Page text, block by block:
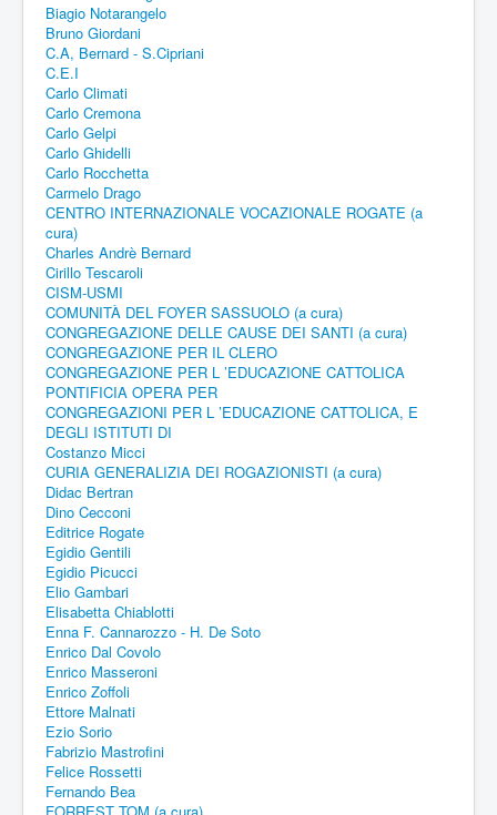
Biagio Notarangelo
Bruno Giordani
C.A, Bernard - S.Cipriani
C.E.I
Carlo Climati
Carlo Cremona
Carlo Gelpi
Carlo Ghidelli
Carlo Rocchetta
Carmelo Drago
CENTRO INTERNAZIONALE VOCAZIONALE ROGATE (a
cura)
Charles Andrè Bernard
Cirillo Tescaroli
CISM-USMI
COMUNITÀ DEL FOYER SASSUOLO (a cura)
CONGREGAZIONE DELLE CAUSE DEI SANTI (a cura)
CONGREGAZIONE PER IL CLERO
CONGREGAZIONE PER L ’EDUCAZIONE CATTOLICA
PONTIFICIA OPERA PER
CONGREGAZIONI PER L ’EDUCAZIONE CATTOLICA, E
DEGLI ISTITUTI DI
Costanzo Micci
CURIA GENERALIZIA DEI ROGAZIONISTI (a cura)
Didac Bertran
Dino Cecconi
Editrice Rogate
Egidio Gentili
Egidio Picucci
Elio Gambari
Elisabetta Chiablotti
Enna F. Cannarozzo - H. De Soto
Enrico Dal Covolo
Enrico Masseroni
Enrico Zoffoli
Ettore Malnati
Ezio Sorio
Fabrizio Mastrofini
Felice Rossetti
Fernando Bea